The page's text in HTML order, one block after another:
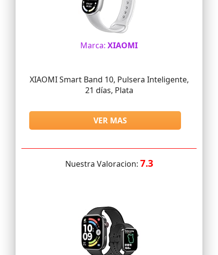
Marca: XIAOMI
XIAOMI Smart Band 10, Pulsera Inteligente,
21 días, Plata
VER MAS
Nuestra Valoracion: 7.3